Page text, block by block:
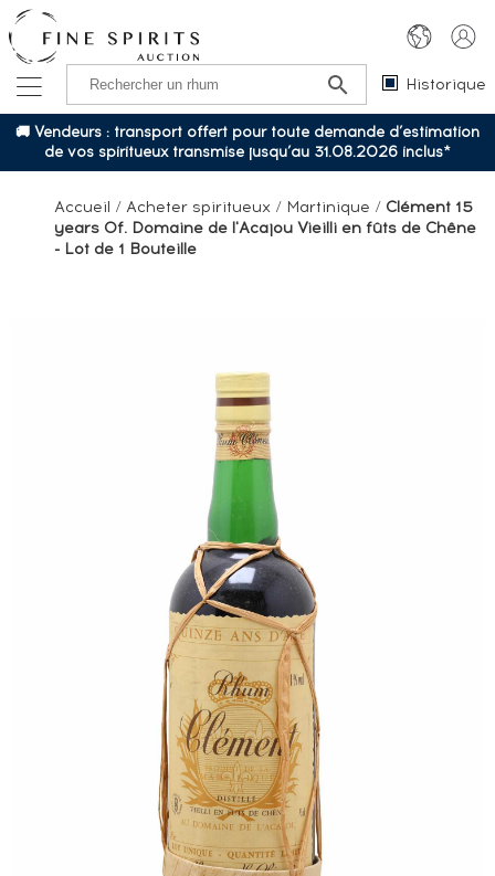
Historique
🚚 Vendeurs : transport offert pour toute demande d’estimation
de vos spiritueux transmise jusqu’au 31.08.2026 inclus*
Accueil / Acheter spiritueux / Martinique / Clément 15
years Of. Domaine de l'Acajou Vieilli en fûts de Chêne
- Lot de 1 Bouteille